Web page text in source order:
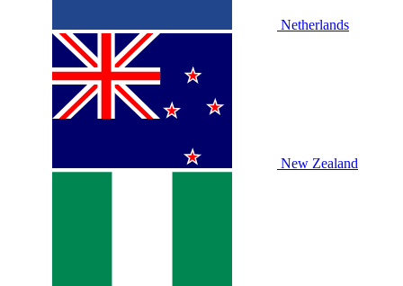
Netherlands
New Zealand